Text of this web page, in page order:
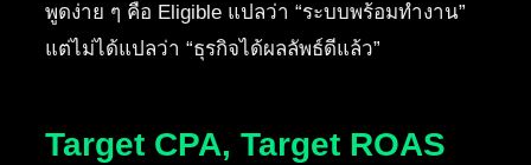
พูดง่าย ๆ คือ Eligible แปลว่า “ระบบพร้อมทำงาน”
แต่ไม่ได้แปลว่า “ธุรกิจได้ผลลัพธ์ดีแล้ว”
Target CPA, Target ROAS